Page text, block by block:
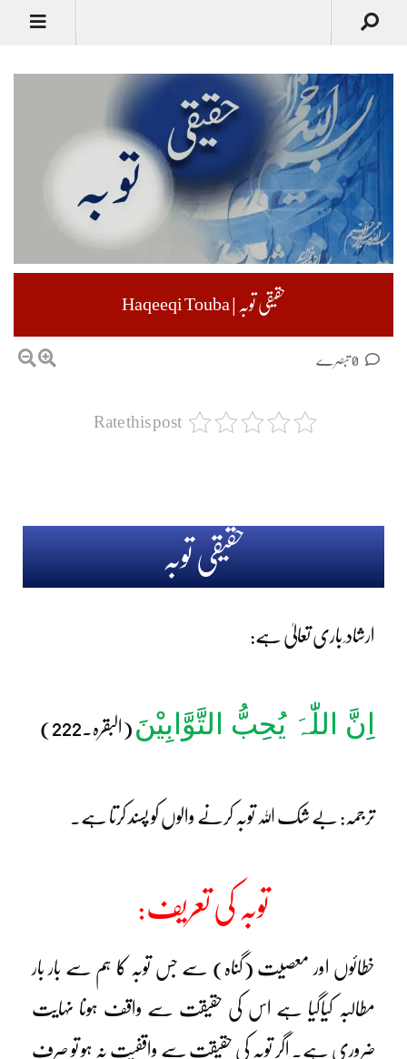
حقیقی توبہ | Haqeeqi Touba
Rate this post
حقیقی توبہ
ارشاد ِ باری تعالیٰ ہے:
اِنَّ اللّٰہَ یُحِبُّ التَّوَّابِیْنَ (البقرہ۔222)
ترجمہ: بے شک اللہ توبہ کرنے والوں کو پسند کرتا ہے۔
توبہ کی تعریف:
خطائوں اور معصیت (گناہ) سے جس توبہ کا ہم سے بار بار
مطالبہ کیاگیا ہے اس کی حقیقت سے واقف ہونا نہایت
ضروری ہے۔ اگر توبہ کی حقیقت سے واقفیت نہ ہو تو صرف